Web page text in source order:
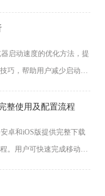
启动速度的优化方法，提
巧，帮助用户减少启动时
整使用及配置流程
安卓和iOS版提供完整下载
。用户可快速完成移动端